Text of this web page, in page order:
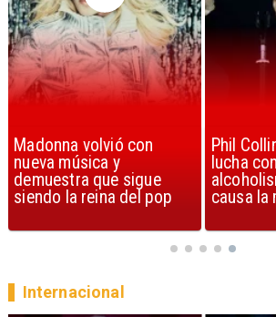
Madonna volvió con
nueva música y
demuestra que sigue
siendo la reina del pop
Phil
lucha
causa la
Internacional